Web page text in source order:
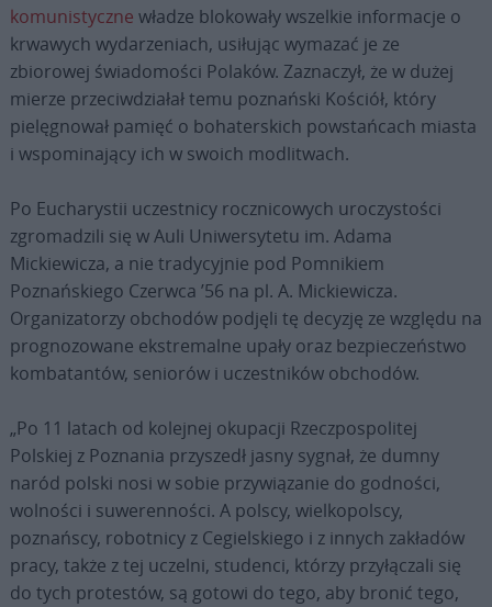
komunistyczne władze blokowały wszelkie informacje o
krwawych wydarzeniach, usiłując wymazać je ze
zbiorowej świadomości Polaków. Zaznaczył, że w dużej
mierze przeciwdziałał temu poznański Kościół, który
pielęgnował pamięć o bohaterskich powstańcach miasta
i wspominający ich w swoich modlitwach.
Po Eucharystii uczestnicy rocznicowych uroczystości
zgromadzili się w Auli Uniwersytetu im. Adama
Mickiewicza, a nie tradycyjnie pod Pomnikiem
Poznańskiego Czerwca ’56 na pl. A. Mickiewicza.
Organizatorzy obchodów podjęli tę decyzję ze względu na
prognozowane ekstremalne upały oraz bezpieczeństwo
kombatantów, seniorów i uczestników obchodów.
„Po 11 latach od kolejnej okupacji Rzeczpospolitej
Polskiej z Poznania przyszedł jasny sygnał, że dumny
naród polski nosi w sobie przywiązanie do godności,
wolności i suwerenności. A polscy, wielkopolscy,
poznańscy, robotnicy z Cegielskiego i z innych zakładów
pracy, także z tej uczelni, studenci, którzy przyłączali się
do tych protestów, są gotowi do tego, aby bronić tego,